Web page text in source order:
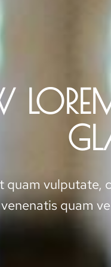
quam
venenatis quam